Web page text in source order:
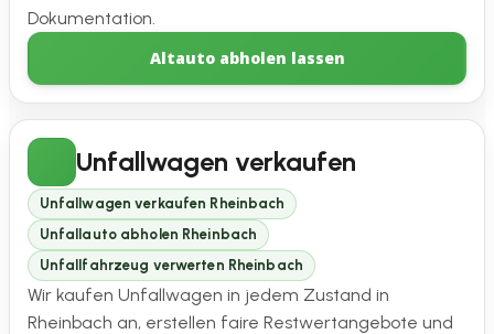
Dokumentation.
Altauto abholen lassen
Unfallwagen verkaufen
Unfallwagen verkaufen Rheinbach
Unfallauto abholen Rheinbach
Unfallfahrzeug verwerten Rheinbach
Wir kaufen Unfallwagen in jedem Zustand in
Rheinbach an, erstellen faire Restwertangebote und